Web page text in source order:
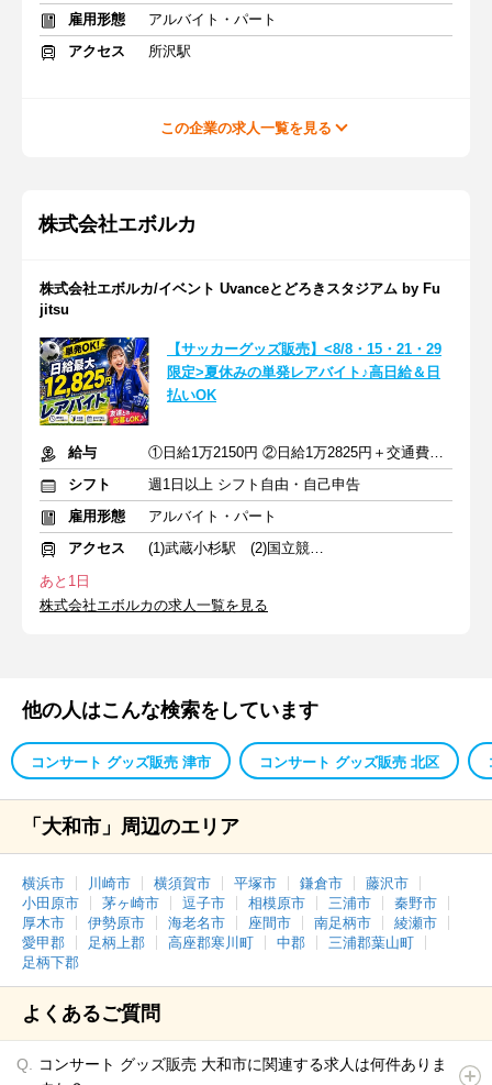
雇用形態
アルバイト・パート
アクセス
所沢駅
この企業の求人一覧を見る
株式会社エボルカ
株式会社エボルカ/イベント Uvanceとどろきスタジアム by Fu
jitsu
【サッカーグッズ販売】<8/8・15・21・29
限定>夏休みの単発レアバイト♪高日給＆日
払いOK
給与
①日給1万2150円 ②日給1万2825円＋交通費全額支給
シフト
週1日以上 シフト自由・自己申告
雇用形態
アルバイト・パート
アクセス
(1)武蔵小杉駅 (2)国立競技場駅 (3)飛田給駅
あと1日
株式会社エボルカの求人一覧を見る
他の人はこんな検索をしています
コンサート グッズ販売 津市 コンサート グッズ販売 北区
「大和市」周辺のエリア
横浜市 川崎市 横須賀市 平塚市 鎌倉市
藤沢市
小田原市
茅ヶ崎市 逗子市 相模原市 三浦市
秦野市
厚木市
伊勢原市 海老名市 座間市 南足柄市
綾瀬市
愛甲郡
足柄上郡 高座郡寒川町 中郡
三浦郡葉山町
足柄下郡
よくあるご質問
コンサート グッズ販売 大和市に関連する求人は何件ありま